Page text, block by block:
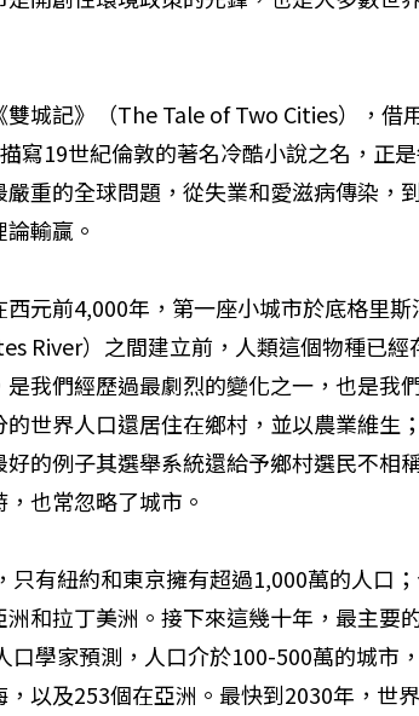
雙城記》（The Tale of Two Cities），借
寫19世紀倫敦的著名冷酷小說之名，正
嚴重的全球問題，從失業和愛滋病傳染，
輸贏。
西元前4,000年，第一座小城市於底格里
River）之間建立前，人類這個物種已
是我們經歷過最劇烈的變化之一，也是我
的世界人口還居住在鄉村，並以農業維生
好的例子――其選舉系統還給予鄉村選民不
也常忽略了城市。
只有紐約和東京擁有超過1,000萬的人口
洲和拉丁美洲。接下來這幾十年，最主要
口學家預測，人口介於100-500萬的城市
，以及253個在亞洲。最快到2030年，世